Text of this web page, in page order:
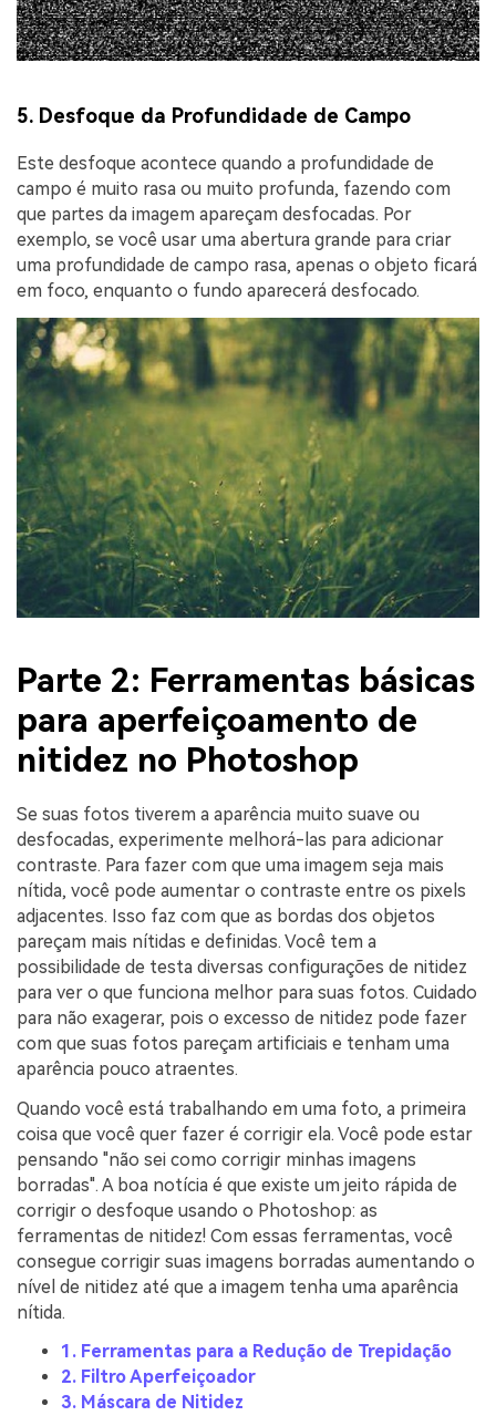
5. Desfoque da Profundidade de Campo
Este desfoque acontece quando a profundidade de
campo é muito rasa ou muito profunda, fazendo com
que partes da imagem apareçam desfocadas. Por
exemplo, se você usar uma abertura grande para criar
uma profundidade de campo rasa, apenas o objeto ficará
em foco, enquanto o fundo aparecerá desfocado.
Parte 2: Ferramentas básicas
para aperfeiçoamento de
nitidez no Photoshop
Se suas fotos tiverem a aparência muito suave ou
desfocadas, experimente melhorá-las para adicionar
contraste. Para fazer com que uma imagem seja mais
nítida, você pode aumentar o contraste entre os pixels
adjacentes. Isso faz com que as bordas dos objetos
pareçam mais nítidas e definidas. Você tem a
possibilidade de testa diversas configurações de nitidez
para ver o que funciona melhor para suas fotos. Cuidado
para não exagerar, pois o excesso de nitidez pode fazer
com que suas fotos pareçam artificiais e tenham uma
aparência pouco atraentes.
Quando você está trabalhando em uma foto, a primeira
coisa que você quer fazer é corrigir ela. Você pode estar
pensando "não sei como corrigir minhas imagens
borradas". A boa notícia é que existe um jeito rápida de
corrigir o desfoque usando o Photoshop: as
ferramentas de nitidez! Com essas ferramentas, você
consegue corrigir suas imagens borradas aumentando o
nível de nitidez até que a imagem tenha uma aparência
nítida.
1. Ferramentas para a Redução de Trepidação
2. Filtro Aperfeiçoador
3. Máscara de Nitidez